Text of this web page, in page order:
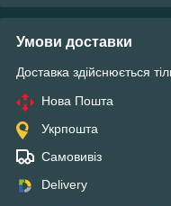
Умови доставки
Доставка здійснюється
Нова Пошта
Укрпошта
Самовивіз
Delivery